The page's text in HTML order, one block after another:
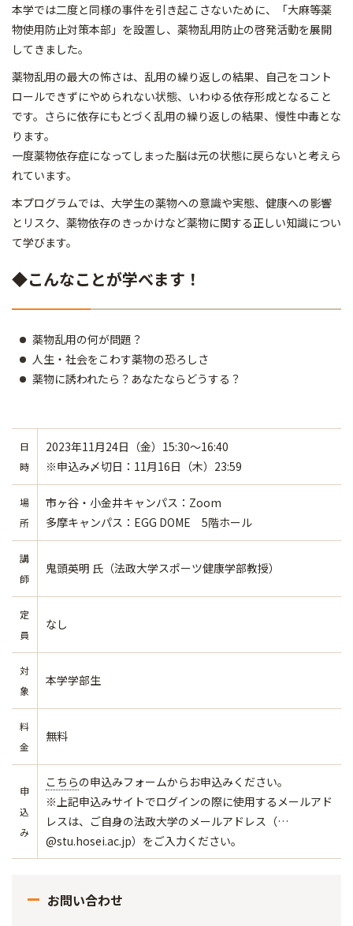
本学では二度と同様の事件を引き起こさないために、「大麻等薬
物使用防止対策本部」を設置し、薬物乱用防止の啓発活動を展開
してきました。
薬物乱用の最大の怖さは、乱用の繰り返しの結果、自己をコント
ロールできずにやめられない状態、いわゆる依存形成となること
です。さらに依存にもとづく乱用の繰り返しの結果、慢性中毒とな
ります。
一度薬物依存症になってしまった脳は元の状態に戻らないと考えら
れています。
本プログラムでは、大学生の薬物への意識や実態、健康への影響
とリスク、薬物依存のきっかけなど薬物に関する正しい知識につい
て学びます。
◆こんなことが学べます！
薬物乱用の何が問題？
人生・社会をこわす薬物の恐ろしさ
薬物に誘われたら？あなたならどうする？
日
時
2023年11月24日（金）15:30～16:40
※申込み〆切日：11月16日（木）23:59
場
所
市ヶ谷・小金井キャンパス：Zoom
多摩キャンパス：EGG DOME 5階ホール
講
師
鬼頭英明 氏（法政大学スポーツ健康学部教授）
定
員
なし
対
象
本学学部生
料
金
無料
申
込
み
こちらの申込みフォームからお申込みください。
※上記申込みサイトでログインの際に使用するメールアド
レスは、ご自身の法政大学のメールアドレス（…
@stu.hosei.ac.jp）をご入力ください。
お問い合わせ